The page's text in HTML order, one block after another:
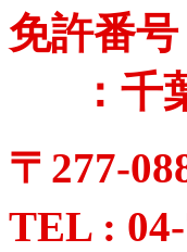
免許番
：
〒 277-
TEL :